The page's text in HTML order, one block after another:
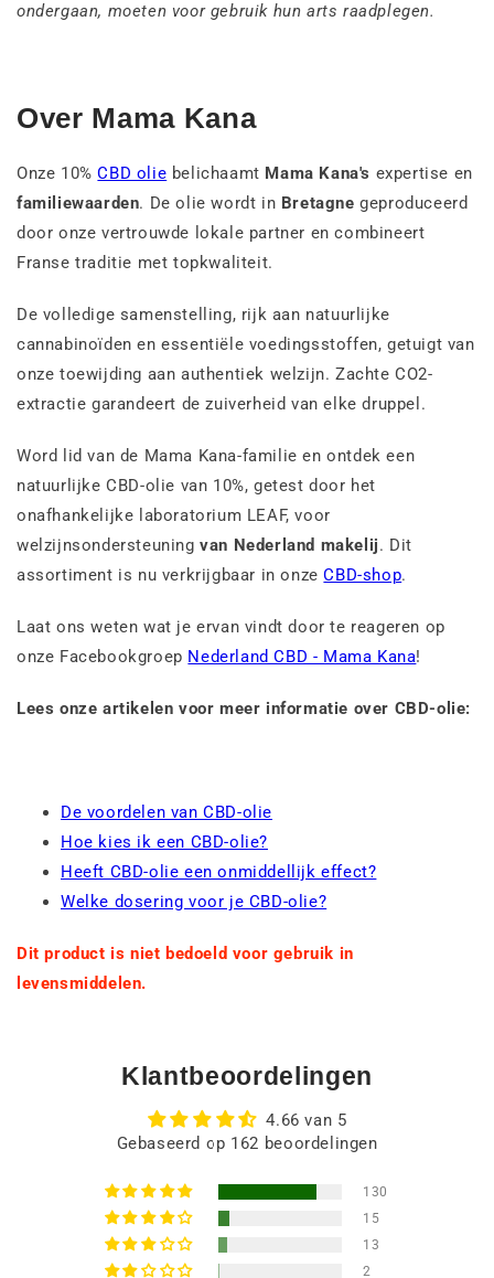
ondergaan, moeten voor gebruik hun arts raadplegen.
Over Mama Kana
Onze 10%CBD olie belichaamt Mama Kana's expertise en
familiewaarden. De olie wordt in Bretagne geproduceerd
door onze vertrouwde lokale partner en combineert
Franse traditie met topkwaliteit.
De volledige samenstelling, rijk aan natuurlijke
cannabinoïden en essentiële voedingsstoffen, getuigt van
onze toewijding aan authentiek welzijn. Zachte CO2-
extractie garandeert de zuiverheid van elke druppel.
Word lid van de Mama Kana-familie en ontdek een
natuurlijke CBD-olie van 10%, getest door het
onafhankelijke laboratorium LEAF, voor
welzijnsondersteuningvan Nederland makelij. Dit
assortiment is nu verkrijgbaar in onzeCBD-shop.
Laat ons weten wat je ervan vindt door te reageren op
onze Facebookgroep Nederland CBD - Mama Kana!
Lees onze artikelen voor meer informatie over CBD-olie:
De voordelen van CBD-olie
Hoe kies ik een CBD-olie?
Heeft CBD-olie een onmiddellijk effect?
Welke dosering voor je CBD-olie?
Dit product is niet bedoeld voor gebruik in
levensmiddelen.
Klantbeoordelingen
4.66 van 5
Gebaseerd op 162 beoordelingen
130
15
13
2